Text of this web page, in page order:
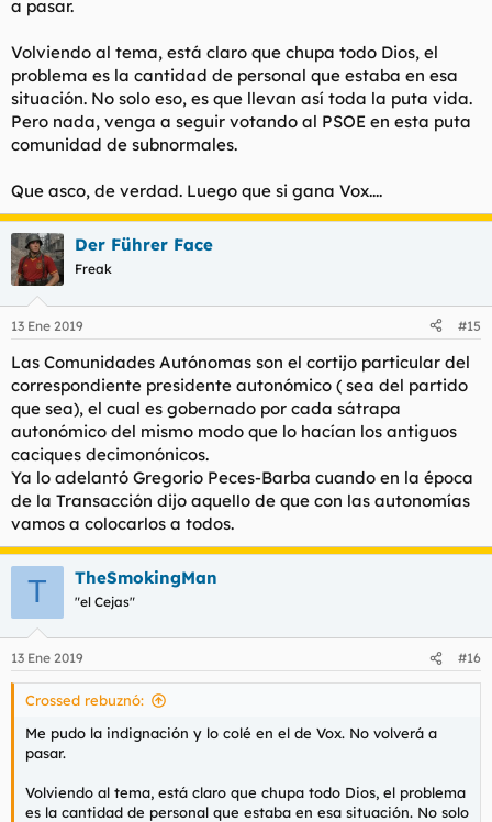
a pasar.
Volviendo al tema, está claro que chupa todo Dios, el
problema es la cantidad de personal que estaba en esa
situación. No solo eso, es que llevan así toda la puta vida.
Pero nada, venga a seguir votando al PSOE en esta puta
comunidad de subnormales.
Que asco, de verdad. Luego que si gana Vox....
Der Führer Face
Freak
13 Ene 2019 #15
Las Comunidades Autónomas son el cortijo particular del
correspondiente presidente autonómico ( sea del partido
que sea), el cual es gobernado por cada sátrapa
autonómico del mismo modo que lo hacían los antiguos
caciques decimonónicos.
Ya lo adelantó Gregorio Peces-Barba cuando en la época
de la Transacción dijo aquello de que con las autonomías
vamos a colocarlos a todos.
T TheSmokingMan
"el Cejas"
13 Ene 2019 #16
Crossed rebuznó:
Me pudo la indignación y lo colé en el de Vox. No volverá a
pasar.
Volviendo al tema, está claro que chupa todo Dios, el problema
es la cantidad de personal que estaba en esa situación. No solo